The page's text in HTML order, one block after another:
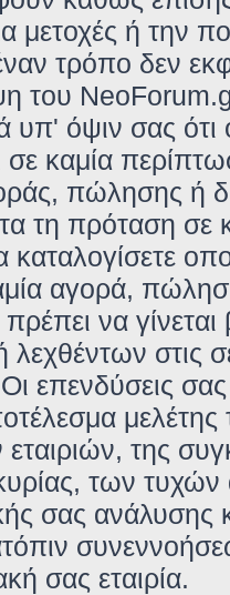
μετοχές ή την
τρόπο δεν
του
υπ' όψιν σας ότι
σε καμία
πώλησης ή
τη πρόταση σε
καταλογίσετε
αγορά,
να
στις
επενδύσεις
μελέτης
της
των
σας ανάλυσης
σας εταιρία.